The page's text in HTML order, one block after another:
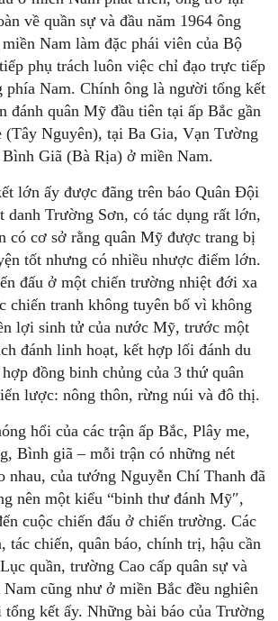
về quần sự và đầu năm 1964 ông
Nam làm đặc phái viên của Bộ
phụ trách luôn việc chỉ đạo trực tiếp
phía Nam. Chính ông là người tổng kết
đánh quân Mỹ đầu tiên tại ấp Bắc gần
(Tây Nguyên), tại Ba Gia, Vạn Tường
Giã (Bà Rịa) ở miền Nam.
lớn ấy được đãng trên báo Quân Đội
danh Trường Sơn, có tác dụng rất lớn,
có cơ sở rằng quân Mỹ được trang bị
tốt nhưng có nhiều nhược điểm lớn.
đấu ở một chiến trường nhiệt đới xa
chiến tranh không tuyên bố vì không
lợi sinh tử của nước Mỹ, trước một
đánh linh hoạt, kết hợp lối đánh du
đồng binh chủng của 3 thứ quân
lược: nông thôn, rừng núi và đô thị.
hổi của các trận ấp Bắc, Plây me,
Bình giã – mỗi trận có những nét
nhau, của tướng Nguyễn Chí Thanh đã
nên một kiểu “binh thư đánh Mỹ″,
cuộc chiến đấu ở chiến trường. Các
tác chiến, quân báo, chính trị, hậu cần
quần, trường Cao cấp quân sự và
cũng như ở miền Bắc đều nghiên
kết ấy. Những bài báo của Trường